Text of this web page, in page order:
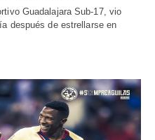
Guadalajara Sub-17, vio
después de estrellarse en